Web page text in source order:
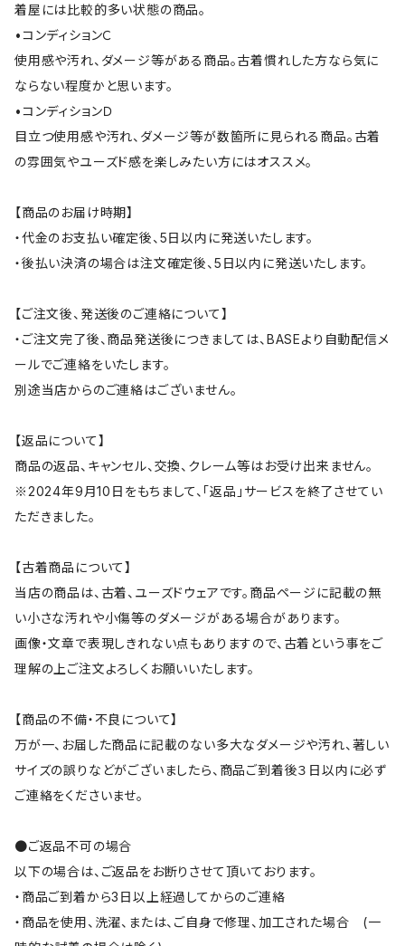
着屋には比較的多い状態の商品。
•コンディションＣ
使用感や汚れ、ダメージ等がある商品。古着慣れした方なら気に
ならない程度かと思います。
•コンディションＤ
目立つ使用感や汚れ、ダメージ等が数箇所に見られる商品。古着
の雰囲気やユーズド感を楽しみたい方にはオススメ。
【商品のお届け時期】
・代金のお支払い確定後、5日以内に発送いたします。
・後払い決済の場合は注文確定後、5日以内に発送いたします。
【ご注文後、発送後のご連絡について】
・ご注文完了後、商品発送後につきましては、BASEより自動配信メ
ールでご連絡をいたします。
別途当店からのご連絡はございません。
【返品について】
商品の返品、キャンセル、交換、クレーム等はお受け出来ません。
※2024年9月10日をもちまして、「返品」サービスを終了させてい
ただきました。
【古着商品について】
当店の商品は、古着、ユーズドウェアです。商品ページに記載の無
い小さな汚れや小傷等のダメージがある場合があります。
画像・文章で表現しきれない点もありますので、古着という事をご
理解の上ご注文よろしくお願いいたします。
【商品の不備・不良について】
万が一、お届した商品に記載のない多大なダメージや汚れ、著しい
サイズの誤りなどがございましたら、商品ご到着後３日以内に必ず
ご連絡をくださいませ。
●ご返品不可の場合
以下の場合は、ご返品をお断りさせて頂いております。
・商品ご到着から3日以上経過してからのご連絡
・商品を使用、洗濯、または、ご自身で修理、加工された場合 (一